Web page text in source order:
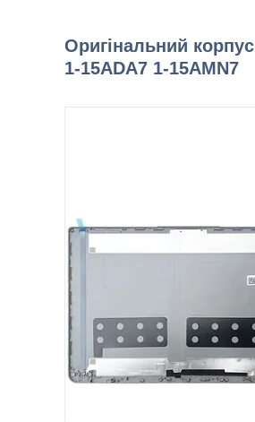
Оригінальний
1-15ADA7 1-15AMN7